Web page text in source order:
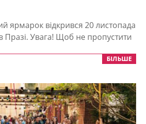
ярмарок відкрився 20 листопада
Празі. Увага! Щоб не пропустити
БІЛЬШЕ